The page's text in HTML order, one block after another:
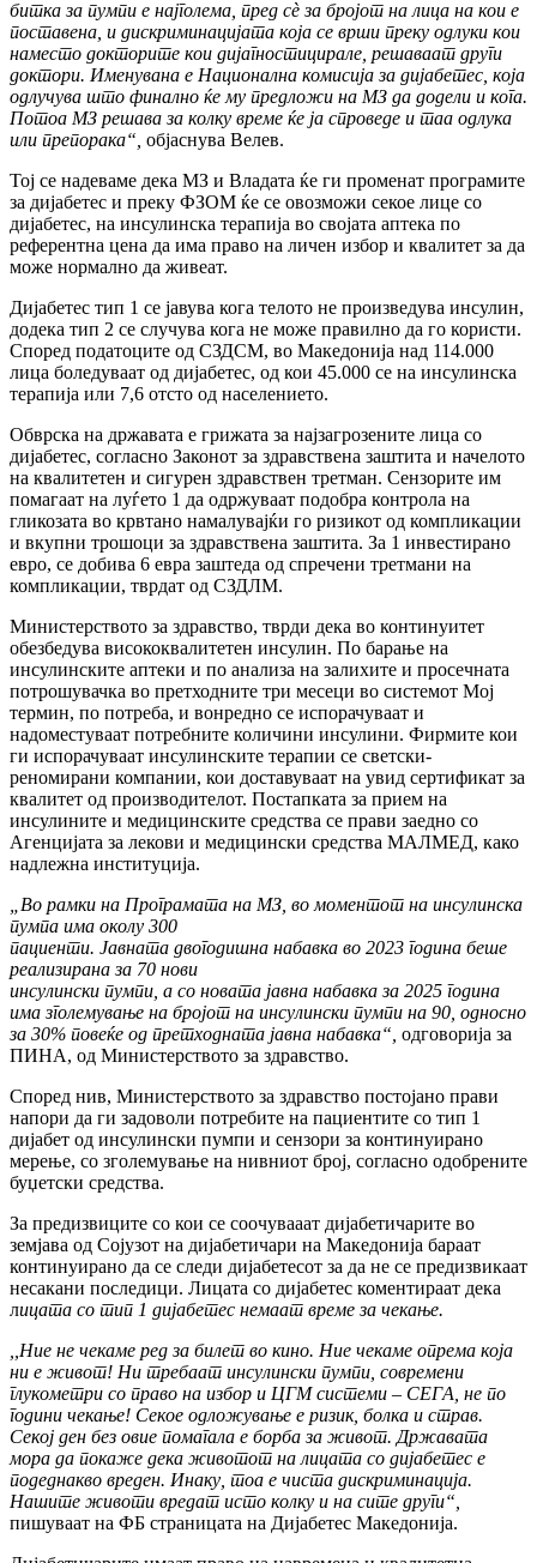
битка за пумпи е најголема, пред сѐ за бројот на лица на кои е
поставена, и дискриминацијата која се врши преку одлуки кои
наместо докторите кои дијагностицирале, решаваат други
доктори. Именувана е Национална комисија за дијабетес, која
одлучува што финално ќе му предложи на МЗ да додели и кога.
Потоа МЗ решава за колку време ќе ја спроведе и таа одлука
или препорака“, објаснува Велев.
Тој се надеваме дека МЗ и Владата ќе ги променат програмите
за дијабетес и преку ФЗОМ ќе се овозможи секое лице со
дијабетес, на инсулинска терапија во својата аптека по
референтна цена да има право на личен избор и квалитет за да
може нормално да живеат.
Дијабетес тип 1 се јавува кога телото не произведува инсулин,
додека тип 2 се случува кога не може правилно да го користи.
Според податоците од СЗДСМ, во Македонија над 114.000
лица боледуваат од дијабетес, од кои 45.000 се на инсулинска
терапија или 7,6 отсто од населението.
Обврска на државата е грижата за најзагрозените лица со
дијабетес, согласно Законот за здравствена заштита и начелото
на квалитетен и сигурен здравствен третман. Сензорите им
помагаат на луѓето 1 да одржуваат подобра контрола на
гликозата во крвтано намалувајќи го ризикот од компликации
и вкупни трошоци за здравствена заштита. За 1 инвестирано
евро, се добива 6 евра заштеда од спречени третмани на
компликации, тврдат од СЗДЛМ.
Министерството за здравство, тврди дека во континуитет
обезбедува висококвалитетен инсулин. По барање на
инсулинските аптеки и по анализа на залихите и просечната
потрошувачка во претходните три месеци во системот Мој
термин, по потреба, и вонредно се испорачуваат и
надоместуваат потребните количини инсулини. Фирмите кои
ги испорачуваат инсулинските терапии се светски-
реномирани компании, кои доставуваат на увид сертификат за
квалитет од производителот. Постапката за прием на
инсулините и медицинските средства се прави заедно со
Агенцијата за лекови и медицински средства МАЛМЕД, како
надлежна институција.
„Во рамки на Програмата на МЗ, во моментот на инсулинска
пумпа има околу 300
пациенти. Јавната двогодишна набавка во 2023 година беше
реализирана за 70 нови
инсулински пумпи, а со новата јавна набавка за 2025 година
има зголемување на бројот на инсулински пумпи на 90, односно
за 30% повеќе од претходната јавна набавка“, одговорија за
ПИНА, од Министерството за здравство.
Според нив, Министерството за здравство постојано прави
напори да ги задоволи потребите на пациентите со тип 1
дијабет од инсулински пумпи и сензори за континуирано
мерење, со зголемување на нивниот број, согласно одобрените
буџетски средства.
За предизвиците со кои се соочувааат дијабетичарите во
земјава од Сојузот на дијабетичари на Македонија бараат
континуирано да се следи дијабетесот за да не се предизвикаат
несакани последици. Лицата со дијабетес коментираат дека
лицата со тип 1 дијабетес немаат време за чекање.
,,Ние не чекаме ред за билет во кино. Ние чекаме опрема која
ни е живот! Ни требаат инсулински пумпи, современи
глукометри со право на избор и ЦГМ системи – СЕГА, не по
години чекање! Секое одложување е ризик, болка и страв.
Секој ден без овие помагала е борба за живот. Државата
мора да покаже дека животот на лицата со дијабетес е
подеднакво вреден. Инаку, тоа е чиста дискриминација.
Нашите животи вредат исто колку и на сите други“,
пишуваат на ФБ страницата на Дијабетес Македонија.